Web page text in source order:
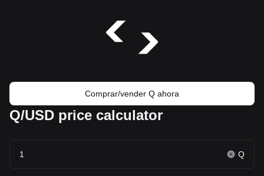
Comprar/vender Q ahora
Q/USD price calculator
Q